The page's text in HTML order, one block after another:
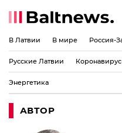
В Латвии В мире Россия-
Русские Латвии Коронавирус
Энергетика
АВТОР